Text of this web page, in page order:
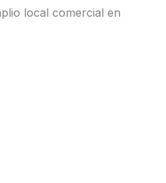
local comercial en